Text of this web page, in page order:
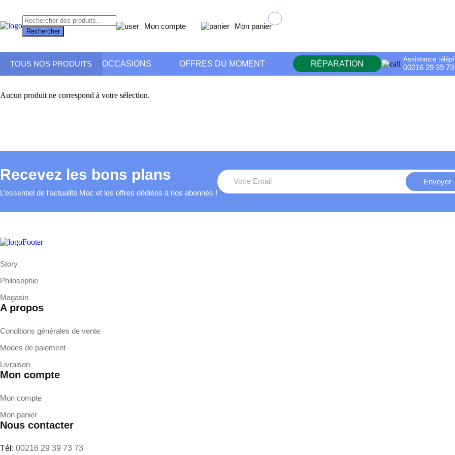
Recherche
de
produits
Rechercher
Mon compte Mon panier
TOUS NOS PRODUITS OCCASIONS OFFRES DU MOMENT RÉPARATION Assistance
00216 29 39
Aucun produit ne correspond à votre sélection.
Recevez les bons plans
L’essentiel de l’actualité Mac et les offres dédiées à nos abonnés !
Story
Philosophie
Magasin
A propos
Conditions générales de vente
Modes de paiement
Livraison
Mon compte
Mon compte
Mon panier
Nous contacter
Tél: 00216 29 39 73 73